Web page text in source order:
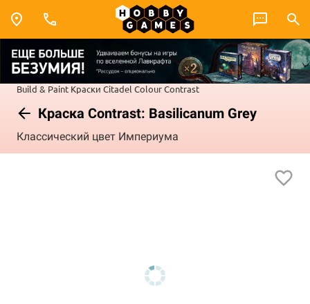
Build & Paint Краски Citadel ColourContrast
Краска Contrast: Basilicanum Grey
Классический цвет Империума